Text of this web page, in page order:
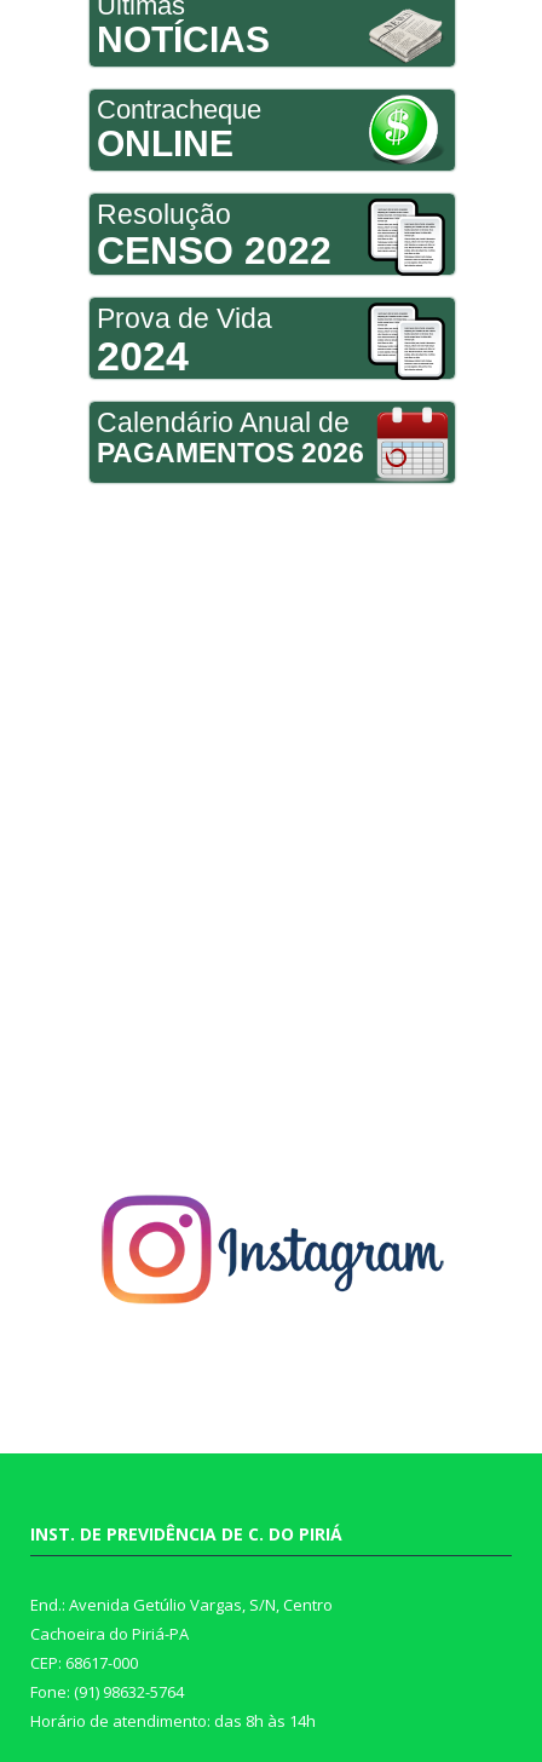
NOTÍCIAS
Contracheque
ONLINE
Resolução
CENSO 2022
Prova de Vida
2024
Calendário Anual de
PAGAMENTOS 2026
INST. DE PREVIDÊNCIA DE C. DO PIRIÁ
End.: Avenida Getúlio Vargas, S/N, Centro
Cachoeira do Piriá-PA
CEP: 68617-000
Fone: (91) 98632-5764
Horário de atendimento: das 8h às 14h